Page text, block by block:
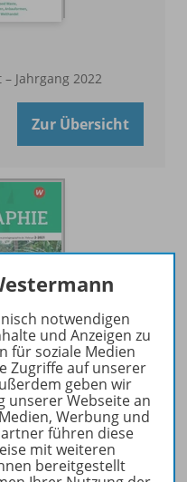
Jahrgang 2022
Zur Übersicht
Jahrgang 2021
notwendigen
und Anzeigen zu
für soziale Medien
Zugriffe auf unserer
geben wir
unserer Webseite an
Werbung und
führen diese
mit weiteren
bereitgestellt